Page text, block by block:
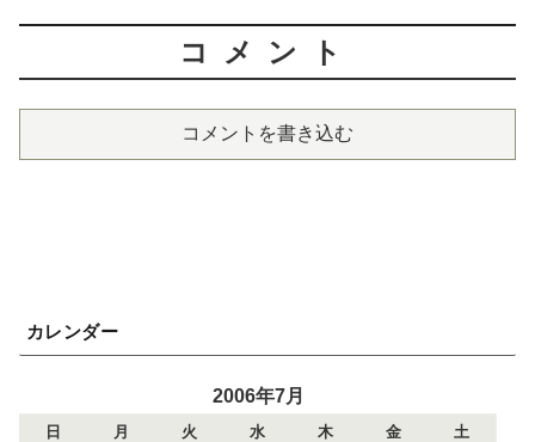
コメント
コメントを書き込む
カレンダー
2006年7月
日 月 火 水 木 金
土